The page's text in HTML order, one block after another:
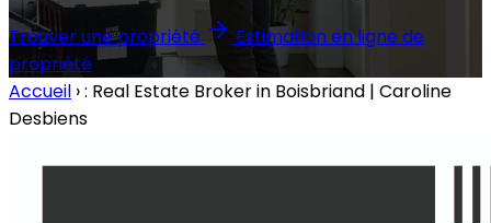
Trouver une propriété
Estimation en ligne de
propriété
Accueil ›: Real Estate Broker in Boisbriand | Caroline
Desbiens